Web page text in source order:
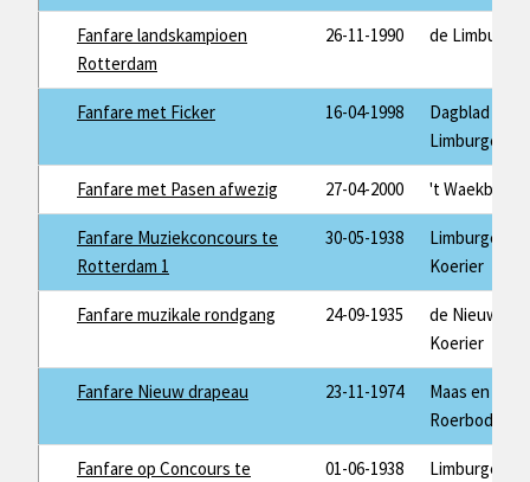
Fanfare landskampioen
Rotterdam
26-11-1990 de Limburger
Fanfare met Ficker 16-04-1998
Dagblad de
Limburger
Fanfare met Pasen afwezig 27-04-2000 't Waekblaad
Fanfare Muziekconcours te
Rotterdam 1
30-05-1938
Limburger
Koerier
Fanfare muzikale rondgang 24-09-1935
de Nieuwe
Koerier
Fanfare Nieuw drapeau 23-11-1974
Maas en
Roerbode
Fanfare op Concours te
01-06-1938
Limburger